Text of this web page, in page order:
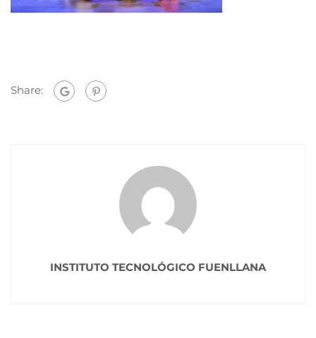
Share:
INSTITUTO TECNOLÓGICO FUENLLANA